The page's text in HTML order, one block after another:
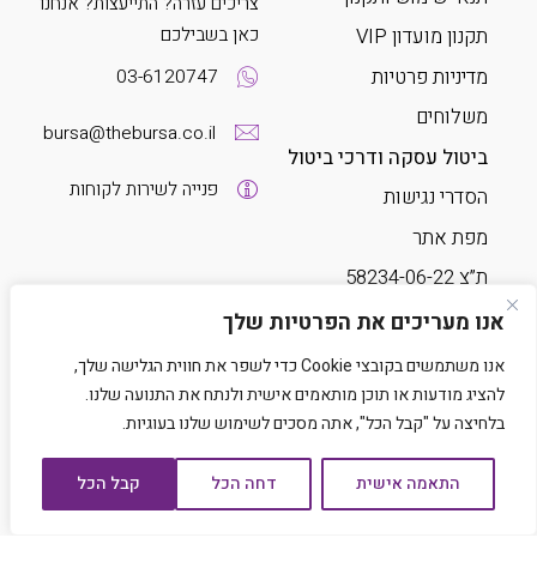
אנו מעריכים את הפרטיות שלך
אנו משתמשים בקובצי Cookie כדי לשפר את חווית הגלישה שלך,
להציג מודעות או תוכן מותאמים אישית ולנתח את התנועה שלנו.
בלחיצה על "קבל הכל", אתה מסכים לשימוש שלנו בעוגיות.
התאמה אישית דחה הכל קבל הכל
תקנון מועדון VIP
מדיניות פרטיות
משלוחים
ביטול עסקה ודרכי ביטול
הסדרי נגישות
מפת אתר
ת”צ 58234-06-22
כאן בשבילכם
03-6120747
bursa@thebursa.co.il
פנייה לשירות לקוחות
עקבו אחרינו